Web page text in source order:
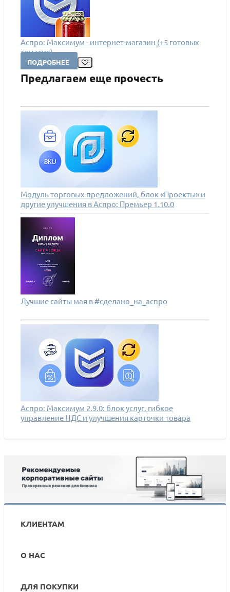
Аспро: Максимум - интернет-магазин (+5 готовых
тематик)
ПОДРОБНЕЕ
Предлагаем еще прочесть
Модуль торговых предложений, блок «Проекты» и
другие улучшения в Аспро: Премьер 1.10.0
Лучшие сайты мая в #сделано_на_аспро
Аспро: Максимум 2.9.0: блок услуг, гибкое
управление НДС и улучшения карточки товара
КЛИЕНТАМ
О НАС
ДЛЯ ПОКУПКИ